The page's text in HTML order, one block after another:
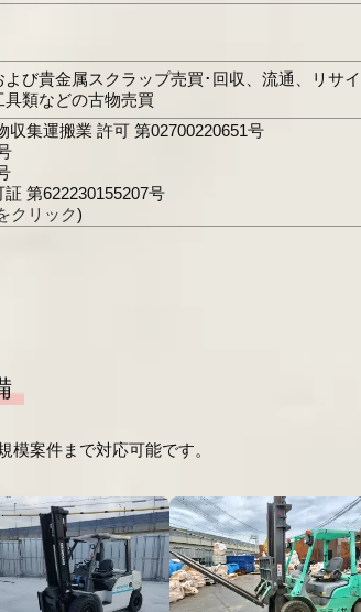
び貴金属スクラップ売買･回収、流通、リサ
類などの古物売買
収集運搬業 許可 第02700220651号
第622230155207号
クリック)
案件まで対応可能です。